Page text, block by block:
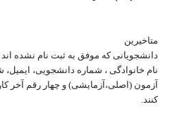
متاخیرین
دانشجویانی که موفق به ثبت نام نشده
نام خانوادگی ، شماره دانشجویی،
آزمون (اصلی،آزمایشی) و چهار رقم آخر
کنند.